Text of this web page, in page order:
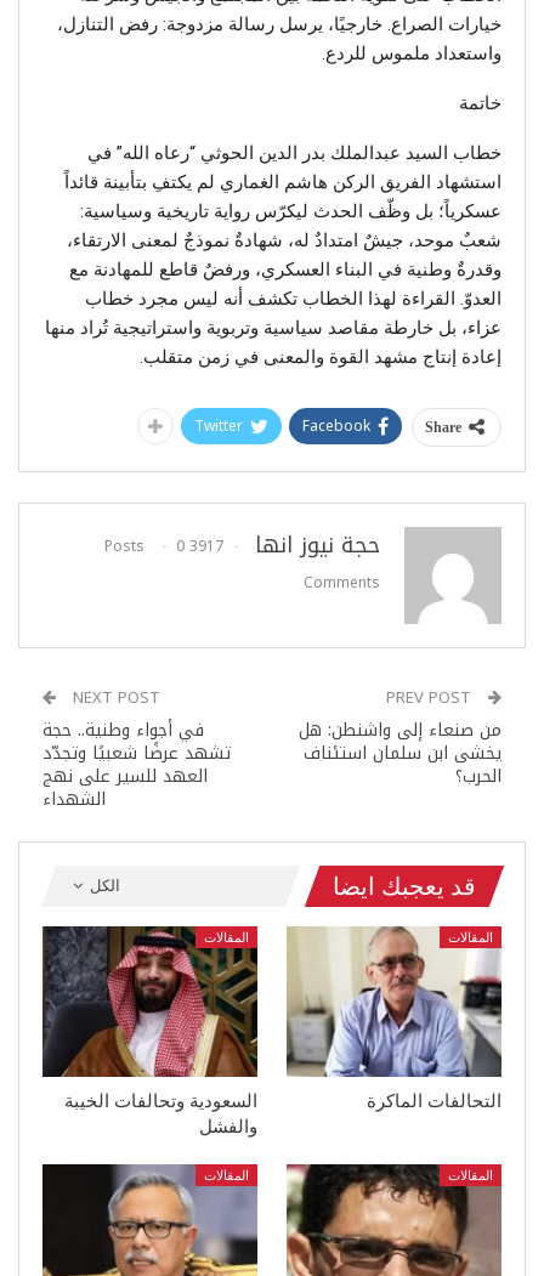
خيارات الصراع. خارجيًا، يرسل رسالة مزدوجة: رفض التنازل،
واستعداد ملموس للردع.
خاتمة
خطاب السيد عبدالملك بدر الدين الحوثي “رعاه الله” في
استشهاد الفريق الركن هاشم الغماري لم يكتفِ بتأبينة قائداً
عسكرياً؛ بل وظّف الحدث ليكرّس رواية تاريخية وسياسية:
شعبٌ موحد، جيشٌ امتدادٌ له، شهادةٌ نموذجٌ لمعنى الارتقاء،
وقدرةٌ وطنية في البناء العسكري، ورفضٌ قاطع للمهادنة مع
العدوّ. القراءة لهذا الخطاب تكشف أنه ليس مجرد خطاب
عزاء، بل خارطة مقاصد سياسية وتربوية واستراتيجية تُراد منها
إعادة إنتاج مشهد القوة والمعنى في زمن متقلب.
Share
Facebook
Twitter
حجة نيوز انها 3917 Posts
0
Comments
من صنعاء إلى واشنطن: هل
يخشى ابن سلمان استئناف
الحرب؟
NEXT POST
في أجواء وطنية.. حجة
تشهد عرضًا شعبيًا وتجدّد
العهد للسير على نهج
الشهداء
الكل قد يعجبك ايضا
المقالات
التحالفات الماكرة
المقالات
السعودية وتحالفات الخيبة
والفشل
المقالات المقالات